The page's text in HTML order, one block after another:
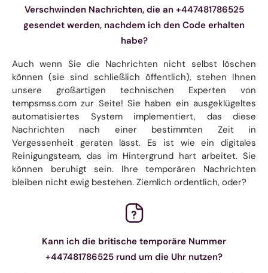
Verschwinden Nachrichten, die an +447481786525
gesendet werden, nachdem ich den Code erhalten
habe?
Auch wenn Sie die Nachrichten nicht selbst löschen
können (sie sind schließlich öffentlich), stehen Ihnen
unsere großartigen technischen Experten von
tempsmss.com zur Seite! Sie haben ein ausgeklügeltes
automatisiertes System implementiert, das diese
Nachrichten nach einer bestimmten Zeit in
Vergessenheit geraten lässt. Es ist wie ein digitales
Reinigungsteam, das im Hintergrund hart arbeitet. Sie
können beruhigt sein. Ihre temporären Nachrichten
bleiben nicht ewig bestehen. Ziemlich ordentlich, oder?
Kann ich die britische temporäre Nummer
+447481786525 rund um die Uhr nutzen?